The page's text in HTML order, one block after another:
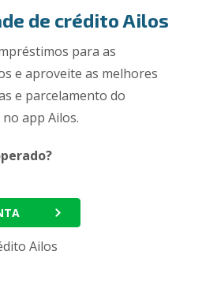
de crédito Ailos
para as
e aproveite as melhores
e parcelamento do
app Ailos.